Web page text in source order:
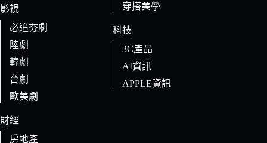
影視
必追夯劇
陸劇
韓劇
台劇
歐美劇
財經
房地產
穿搭美學
科技
3C產品
AI資訊
APPLE資訊